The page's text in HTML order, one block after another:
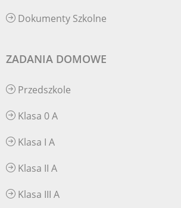
Dokumenty Szkolne
ZADANIA DOMOWE
Przedszkole
Klasa 0 A
Klasa I A
Klasa II A
Klasa III A